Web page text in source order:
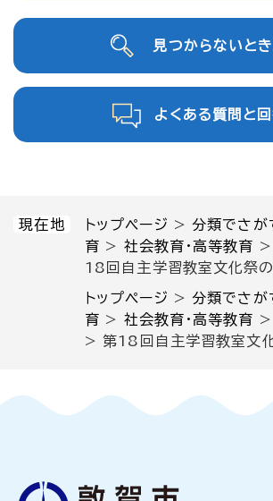
現在地 トップページ >分類でさが
育 > 社会教育・高等教育 >
18回自主学習教室文化祭
トップページ >分類でさが
育 > 社会教育・高等教育 >
>第18回自主学習教室文
見つからないと
よくある質問と